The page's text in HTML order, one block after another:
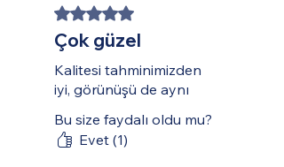
dayanıklıdır ve temizlemesi kolaydır
ve havayla kurutması kolaydır.
Yumuşak, ayarlanabilir ve nefes
alabilen rahat omuz askıları
mükemmel bir his sağlar, kaymaz
kayış H tokası düşmeyi önler, üst sap
taşımaya yardımcı olur.
5 üzerinden 5 yıldız
Çok güzel
Kalitesi tahminimizden
iyi, görünüşü de aynı
Bu size faydalı oldu mu?
Evet (1)